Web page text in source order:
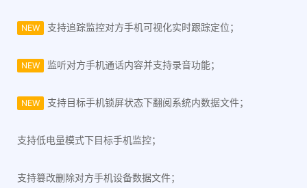
NEW 支持追踪监控对方手机可视化实时跟踪定位；
NEW 监听对方手机通话内容并支持录音功能；
NEW 支持目标手机锁屏状态下翻阅系统内数据文件；
支持低电量模式下目标手机监控；
支持篡改删除对方手机设备数据文件；